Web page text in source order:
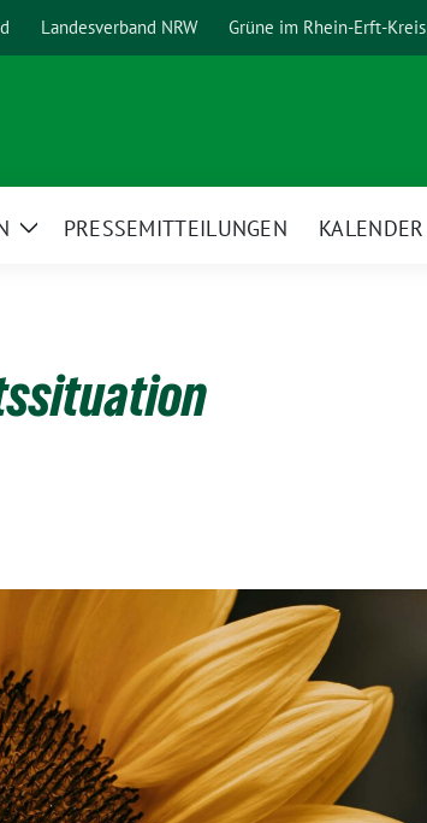
Landesverband NRW Grüne im Rhein-Erft-Kreis
ZeigePRESSEMITTEILUNGEN KALENDER